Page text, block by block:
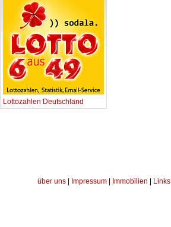
Lottozahlen Deutschland
über uns Impressum Immobilien Links